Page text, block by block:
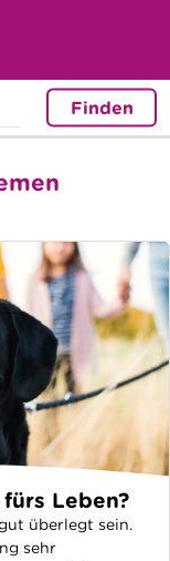
Finden
Leben?
überlegt sein.
sehr